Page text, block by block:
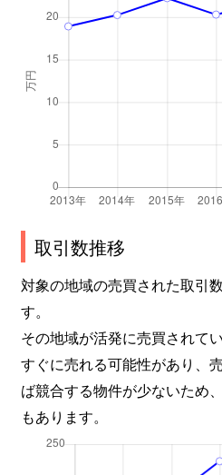
取引数推移
対象の地域の売買された取引
す。
その地域が活発に売買されて
すぐに売れる可能性があり、
ば競合する物件が少ないため
もあります。